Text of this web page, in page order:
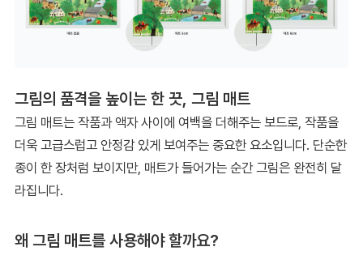
그림의 품격을 높이는 한 끗, 그림 매트
그림 매트는 작품과 액자 사이에 여백을 더해주는 보드로, 작품을
더욱 고급스럽고 안정감 있게 보여주는 중요한 요소입니다. 단순한
종이 한 장처럼 보이지만, 매트가 들어가는 순간 그림은 완전히 달
라집니다.
왜 그림 매트를 사용해야 할까요?